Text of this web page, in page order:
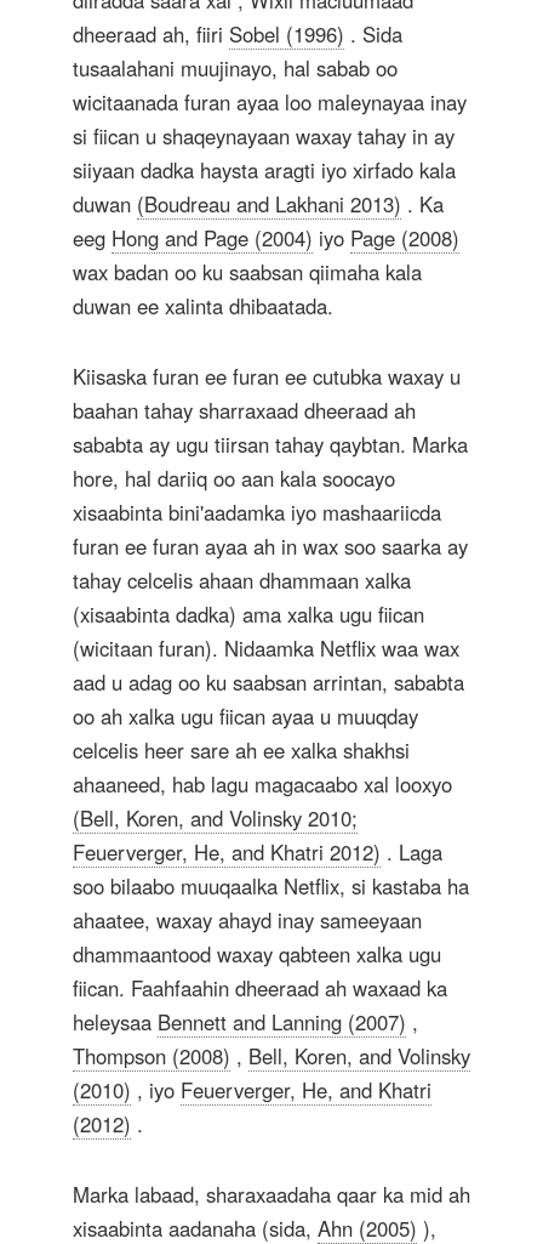
dheeraad ah, fiiri Sobel (1996) . Sida
tusaalahani muujinayo, hal sabab oo
wicitaanada furan ayaa loo maleynayaa inay
si fiican u shaqeynayaan waxay tahay in ay
siiyaan dadka haysta aragti iyo xirfado kala
duwan (Boudreau and Lakhani 2013) . Ka
eeg Hong and Page (2004) iyo Page (2008)
wax badan oo ku saabsan qiimaha kala
duwan ee xalinta dhibaatada.
Kiisaska furan ee furan ee cutubka waxay u
baahan tahay sharraxaad dheeraad ah
sababta ay ugu tiirsan tahay qaybtan. Marka
hore, hal dariiq oo aan kala soocayo
xisaabinta bini'aadamka iyo mashaariicda
furan ee furan ayaa ah in wax soo saarka ay
tahay celcelis ahaan dhammaan xalka
(xisaabinta dadka) ama xalka ugu fiican
(wicitaan furan). Nidaamka Netflix waa wax
aad u adag oo ku saabsan arrintan, sababta
oo ah xalka ugu fiican ayaa u muuqday
celcelis heer sare ah ee xalka shakhsi
ahaaneed, hab lagu magacaabo xal looxyo
(Bell, Koren, and Volinsky 2010;
Feuerverger, He, and Khatri 2012) . Laga
soo bilaabo muuqaalka Netflix, si kastaba ha
ahaatee, waxay ahayd inay sameeyaan
dhammaantood waxay qabteen xalka ugu
fiican. Faahfaahin dheeraad ah waxaad ka
heleysaa Bennett and Lanning (2007) ,
Thompson (2008) , Bell, Koren, and Volinsky
(2010) , iyo Feuerverger, He, and Khatri
(2012) .
Marka labaad, sharaxaadaha qaar ka mid ah
xisaabinta aadanaha (sida, Ahn (2005) ),